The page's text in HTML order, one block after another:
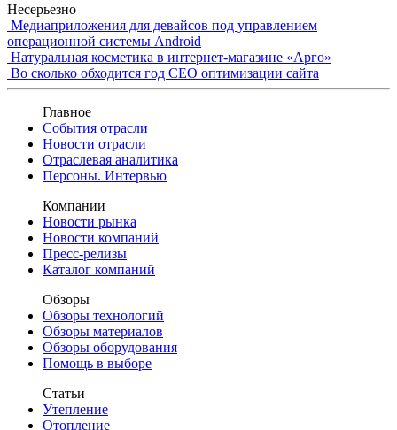
Несерьезно
Медиаприложения для девайсов под управлением
операционной системы Android
Натуральная косметика в интернет-магазине «Арго»
Во сколько обходится год СЕО оптимизации сайта
Главное
События отрасли
Новости отрасли
Отраслевая аналитика
Персоны. Интервью
Компании
Новости рынка
Новости компаний
Пресс-релизы
Каталог компаний
Обзоры
Обзоры технологий
Обзоры материалов
Обзоры оборудования
Помощь в выборе
Статьи
Утепление
Отопление